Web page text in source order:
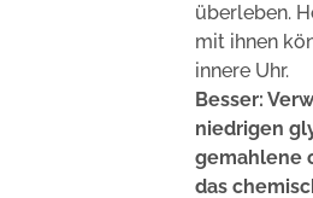
überleben.
mit ihnen
innere Uhr.
Besser:
niedrigen
gemahlene
das